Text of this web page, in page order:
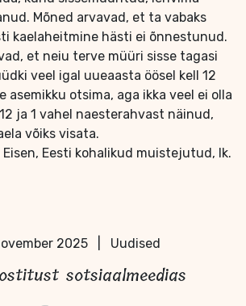
Mõned arvavad, et ta vabaks
kaelaheitmine hästi ei õnnestunud.
et neiu terve müüri sisse tagasi
veel igal uueaasta öösel kell 12
asemikku otsima, aga ikka veel ei olla
ja 1 vahel naesterahvast näinud,
võiks visata.
Eesti kohalikud muistejutud, lk.
2025 Uudised
sotsiaalmeedias